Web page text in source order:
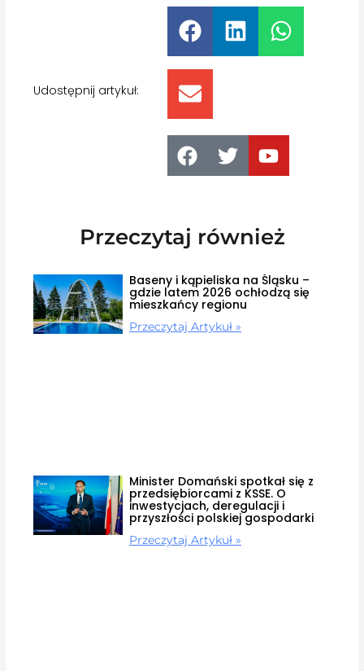
Udostępnij artykuł:
Przeczytaj również
Baseny i kąpieliska na Śląsku –
gdzie latem 2026 ochłodzą się
mieszkańcy regionu
Przeczytaj Artykuł »
Minister Domański spotkał się z
przedsiębiorcami z KSSE. O
inwestycjach, deregulacji i
przyszłości polskiej gospodarki
Przeczytaj Artykuł »